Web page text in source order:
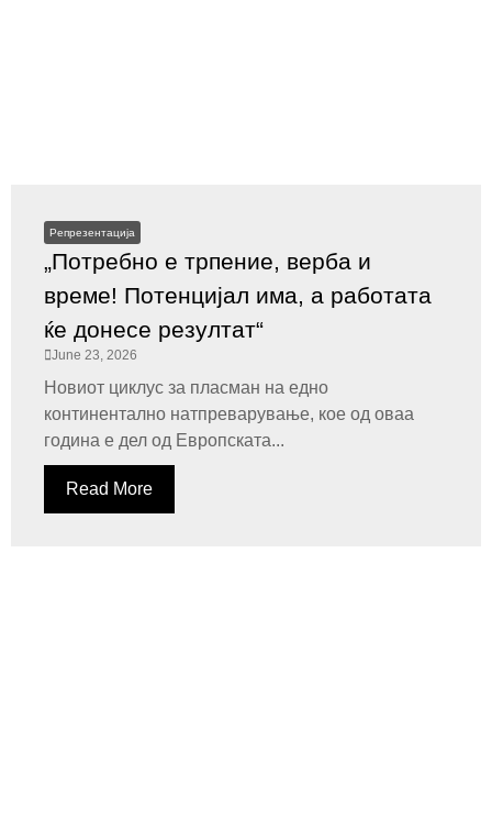
Репрезентација
„Потребно е трпение, верба и
време! Потенцијал има, а работата
ќе донесе резултат“
June 23, 2026
Новиот циклус за пласман на едно
континентално натпреварување, кое од оваа
година е дел од Европската...
Read More